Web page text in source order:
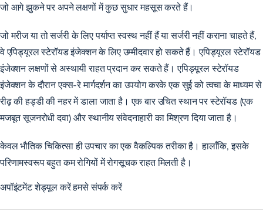
जो आगे झुकने पर अपने लक्षणों में कुछ सुधार महसूस करते हैं।
जो मरीज या तो सर्जरी के लिए पर्याप्त स्वस्थ नहीं हैं या सर्जरी नहीं कराना चाहते हैं,
वे एपिड्यूरल स्टेरॉयड इंजेक्शन के लिए उम्मीदवार हो सकते हैं। एपिड्यूरल स्टेरॉयड
इंजेक्शन लक्षणों से अस्थायी राहत प्रदान कर सकते हैं। एपिड्यूरल स्टेरॉयड
इंजेक्शन के दौरान एक्स-रे मार्गदर्शन का उपयोग करके एक सुई को त्वचा के माध्यम से
रीढ़ की हड्डी की नहर में डाला जाता है। एक बार उचित स्थान पर स्टेरॉयड (एक
मजबूत सूजनरोधी दवा) और स्थानीय संवेदनाहारी का मिश्रण दिया जाता है।
केवल भौतिक चिकित्सा ही उपचार का एक वैकल्पिक तरीका है। हालाँकि, इसके
परिणामस्वरूप बहुत कम रोगियों में रोगसूचक राहत मिलती है।
अपॉइंटमेंट शेड्यूल करेंहमसे संपर्क करें